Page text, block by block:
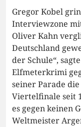
Gregor Kobel
Interviewzone
Oliver Kahn
Deutschland
der Schule“,
Elfmeterkrimi
seiner Parade
Viertelfinale seit
es gegen keinen
Weltmeister